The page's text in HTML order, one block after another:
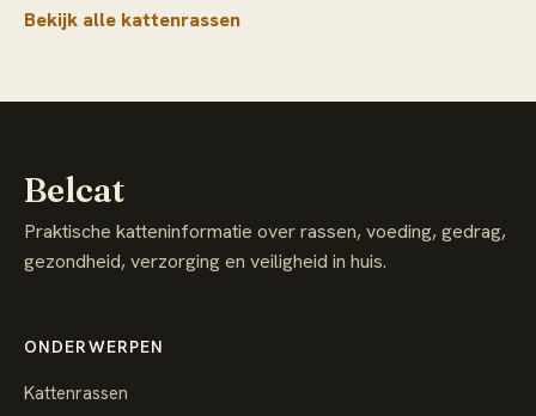
Bekijk alle kattenrassen
Belcat
Praktische katteninformatie over rassen, voeding, gedrag,
gezondheid, verzorging en veiligheid in huis.
ONDERWERPEN
Kattenrassen